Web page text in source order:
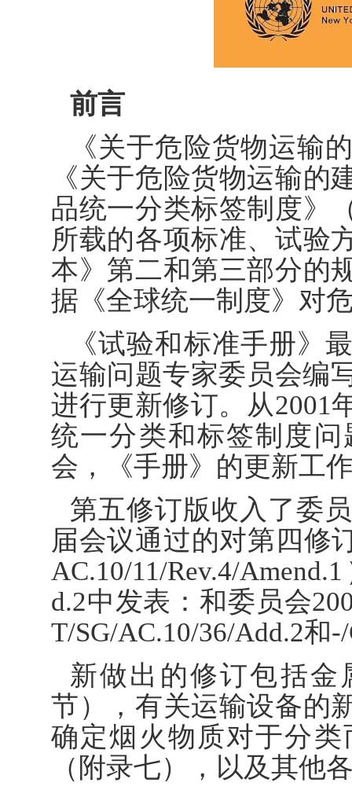
前言
《关于危险货物运输
《关于危险货物运输
品统一分类标签制度》
所载的各项标准、试验
本》第二和第三部分的
据《全球统一制度》对
《试验和标准手册》
运输问题专家委员会编
进行更新修订。从2001
统一分类和标签制度
会，《手册》的更新工
第五修订版收入了委
届会议通过的对第四修
AC.10/11/Rev.4/
d.2中发表：和委员会
T/SG/AC.10/36/Add.2和
新做出的修订包括金
节），有关运输设备的
确定烟火物质对于分
（附录七），以及其他